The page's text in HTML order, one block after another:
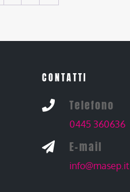
CONTATTI
 Telefono
0445 360636
 E-mail
info@masep.it